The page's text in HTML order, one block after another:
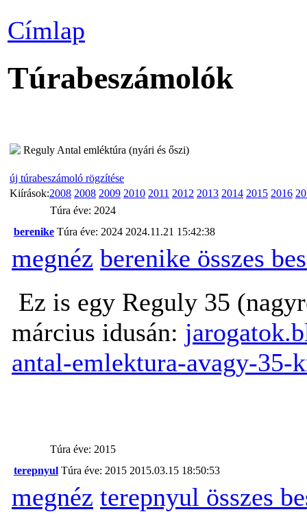
Címlap
Túrabeszámolók
Reguly Antal emléktúra (nyári és őszi)
új túrabeszámoló rögzítése
Kiírások:2008 2008 2009 2010 2011 2012 2013 2014 2015 2016
Túra éve: 2024
berenike Túra éve: 2024 2024.11.21 15:42:38
megnéz berenike összes
Ez is egy Reguly 35
március idusán:
antal-emlektura-avagy-35-
Túra éve: 2015
terepnyul Túra éve: 2015 2015.03.15 18:50:53
megnéz terepnyul összes